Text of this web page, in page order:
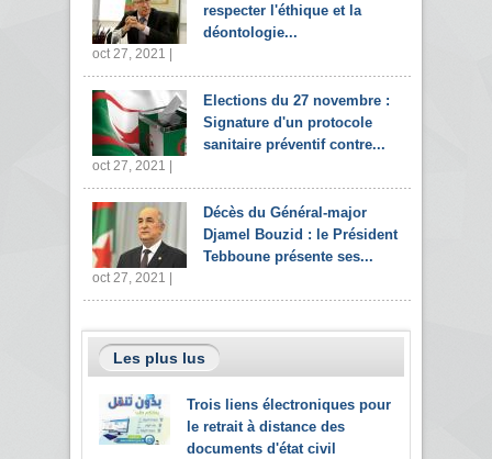
respecter l'éthique et la
déontologie...
oct 27, 2021 |
Elections du 27 novembre :
Signature d'un protocole
sanitaire préventif contre...
oct 27, 2021 |
Décès du Général-major
Djamel Bouzid : le Président
Tebboune présente ses...
oct 27, 2021 |
Les plus lus
Trois liens électroniques pour
le retrait à distance des
documents d'état civil